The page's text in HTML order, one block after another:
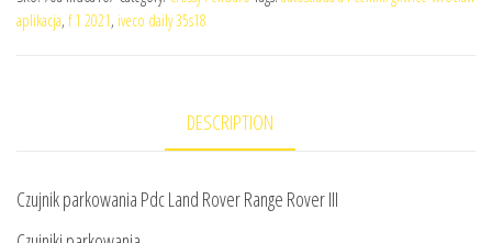
aplikacja, f 1 2021, iveco daily 35s18
DESCRIPTION
Czujnik parkowania Pdc Land Rover Range Rover III